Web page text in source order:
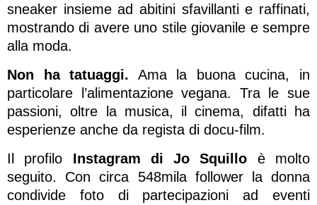
sneaker insieme ad abitini sfavillanti e raffinati,
mostrando di avere uno stile giovanile e sempre
alla moda.
Non ha tatuaggi. Ama la buona cucina, in
particolare l’alimentazione vegana. Tra le sue
passioni, oltre la musica, il cinema, difatti ha
esperienze anche da regista di docu-film.
Il profilo Instagram di Jo Squillo è molto
seguito. Con circa 548mila follower la donna
condivide foto di partecipazioni ad eventi